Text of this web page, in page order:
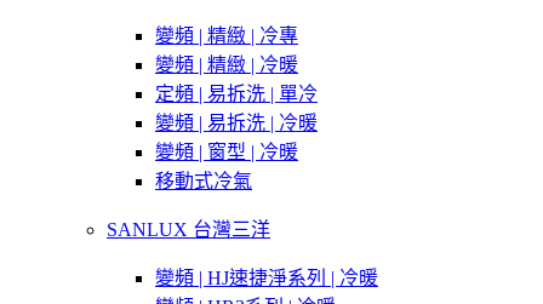
變頻 | 精緻 | 冷專
變頻 | 精緻 | 冷暖
定頻 | 易拆洗 | 單冷
變頻 | 易拆洗 | 冷暖
變頻 | 窗型 | 冷暖
移動式冷氣
SANLUX 台灣三洋
變頻 | HJ速捷淨系列 | 冷暖